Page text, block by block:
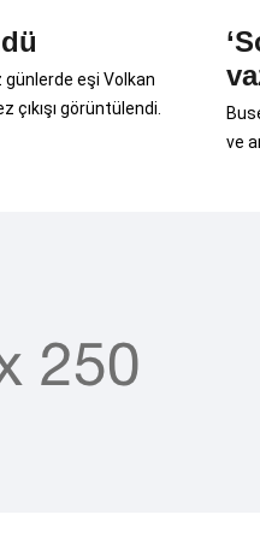
eşi Volkan
çıkışı görüntülendi.
ve